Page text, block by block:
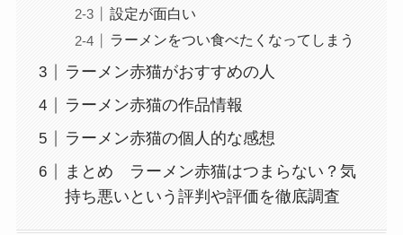
設定が面白い
ラーメンをつい食べたくなってしまう
ラーメン赤猫がおすすめの人
ラーメン赤猫の作品情報
ラーメン赤猫の個人的な感想
まとめ ラーメン赤猫はつまらない？気
持ち悪いという評判や評価を徹底調査